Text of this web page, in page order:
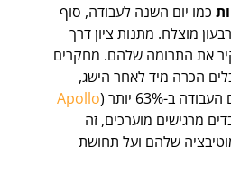
כמו יום השנה לעבודה, סוף
מוצלח. מתנות ציון דרך
את התרומה שלהם. מחקרים
הכרה מיד לאחר הישג,
ב-63% יותר (
Apollo
מרגישים מוערכים, זה
שלהם ועל תחושת